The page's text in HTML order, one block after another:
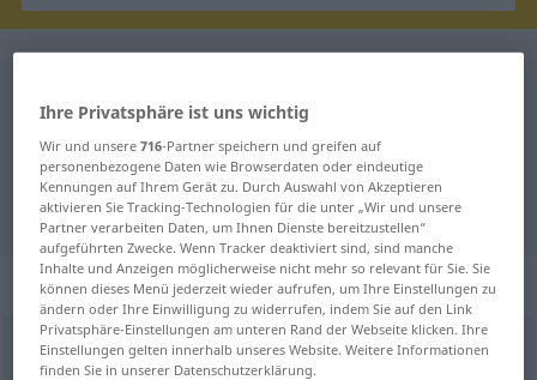
Deutsch-Englisch Übersetzung für
"Sozialismus"
"Sozialismus" Englisch Übersetzung
„Sozialismus“: Maskulinum
Sozialismus [zotsɪ̆aˈlɪsmʊs]m <Sozialismus;keinpl>
Ihre Privatsphäre ist uns wichtig
Wir und unsere716-Partner speichern und greifen auf
personenbezogene Daten wie Browserdaten oder eindeutige
Kennungen auf Ihrem Gerät zu. Durch Auswahl von Akzeptieren
aktivieren Sie Tracking-Technologien für die unter „Wir und unsere
Partner verarbeiten Daten, um Ihnen Dienste bereitzustellen“
aufgeführten Zwecke. Wenn Tracker deaktiviert sind, sind manche
Inhalte und Anzeigen möglicherweise nicht mehr so relevant für Sie. Sie
können dieses Menü jederzeit wieder aufrufen, um Ihre Einstellungen zu
ändern oder Ihre Einwilligung zu widerrufen, indem Sie auf den Link
Privatsphäre-Einstellungen am unteren Rand der Webseite klicken. Ihre
Einstellungen gelten innerhalb unseres Website. Weitere Informationen
finden Sie in unserer Datenschutzerklärung.